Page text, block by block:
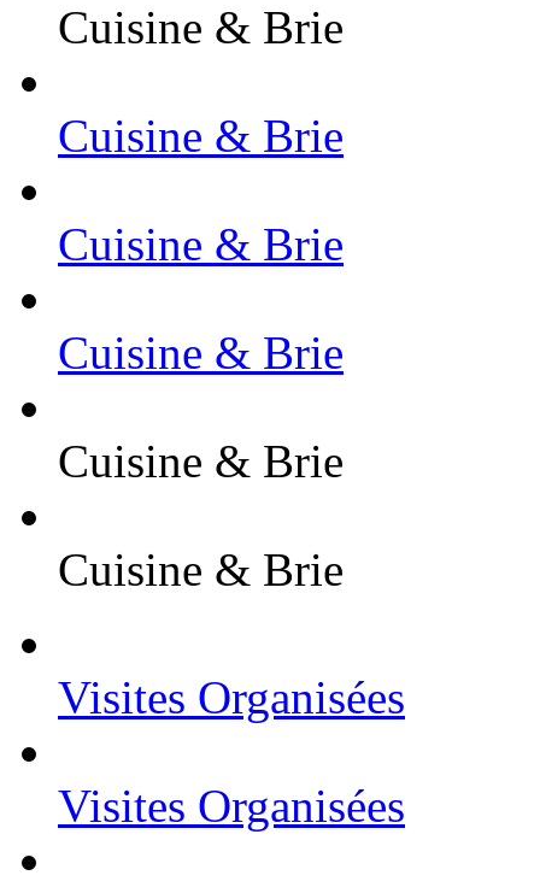
Cuisine & Brie
Cuisine & Brie
Cuisine & Brie
Cuisine & Brie
Cuisine & Brie
Cuisine & Brie
Visites Organisées
Visites Organisées